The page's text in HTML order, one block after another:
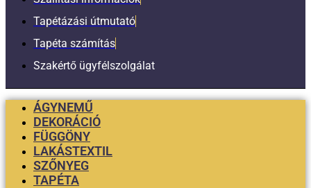
Tapétázási útmutató
Tapéta számítás
Szakértő ügyfélszolgálat
ÁGYNEMŰ
DEKORÁCIÓ
FÜGGÖNY
LAKÁSTEXTIL
SZŐNYEG
TAPÉTA